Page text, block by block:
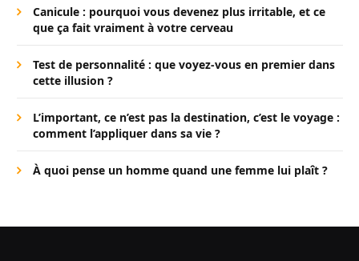
Canicule : pourquoi vous devenez plus irritable, et ce
que ça fait vraiment à votre cerveau
Test de personnalité : que voyez-vous en premier dans
cette illusion ?
L’important, ce n’est pas la destination, c’est le voyage :
comment l’appliquer dans sa vie ?
À quoi pense un homme quand une femme lui plaît ?